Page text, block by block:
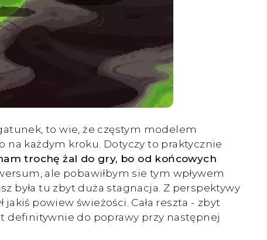
to wie, że częstym modelem
na każdym kroku. Dotyczy to praktycznie
trochę żal do gry, bo od końcowych
ale pobawiłbym sie tym wpływem
była tu zbyt duża stagnacja. Z perspektywy
powiew świeżości. Cała reszta - zbyt
definitywnie do poprawy przy następnej